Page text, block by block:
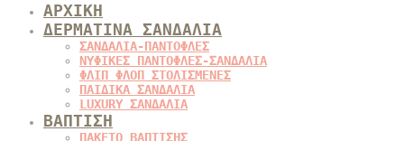
ΑΡΧΙΚΗ
ΔΕΡΜΑΤΙΝΑ ΣΑΝΔΑΛΙΑ
ΣΑΝΔΑΛΙΑ-ΠΑΝΤΟΦΛΕΣ
ΝΥΦΙΚΕΣ ΠΑΝΤΟΦΛΕΣ-ΣΑΝΔΑΛΙΑ
ΦΛΙΠ ΦΛΟΠ ΣΤΟΛΙΣΜΕΝΕΣ
ΠΑΙΔΙΚΑ ΣΑΝΔΑΛΙΑ
LUXURY ΣΑΝΔΑΛΙΑ
ΒΑΠΤΙΣΗ
ΠΑΚΕΤΟ ΒΑΠΤΙΣΗΣ